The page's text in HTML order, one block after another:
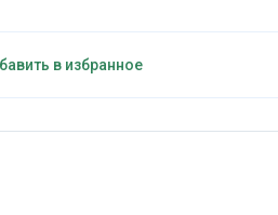
в избранное